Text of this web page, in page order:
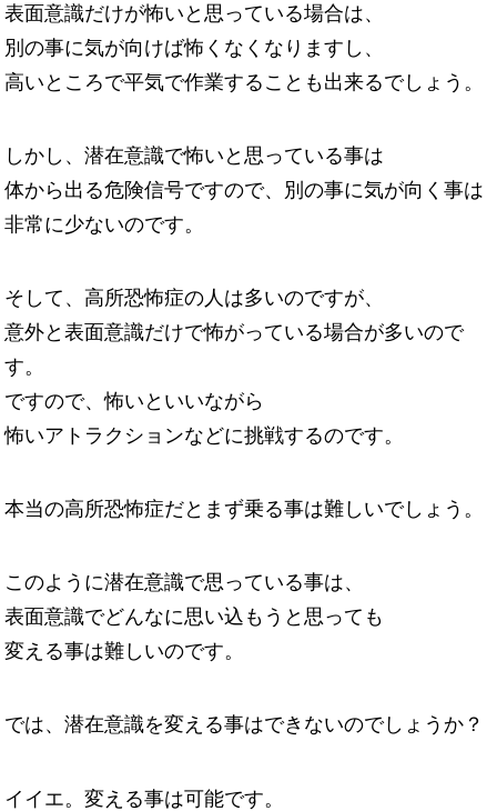
表面意識だけが怖いと思っている場合は、
別の事に気が向けば怖くなくなりますし、
高いところで平気で作業することも出来るでしょう。
しかし、潜在意識で怖いと思っている事は
体から出る危険信号ですので、別の事に気が向く事は
非常に少ないのです。
そして、高所恐怖症の人は多いのですが、
意外と表面意識だけで怖がっている場合が多いので
す。
ですので、怖いといいながら
怖いアトラクションなどに挑戦するのです。
本当の高所恐怖症だとまず乗る事は難しいでしょう。
このように潜在意識で思っている事は、
表面意識でどんなに思い込もうと思っても
変える事は難しいのです。
では、潜在意識を変える事はできないのでしょうか？
イイエ。変える事は可能です。